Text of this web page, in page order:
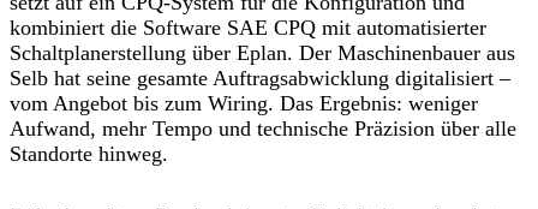
kombiniert die Software SAE CPQ mit automatisierter
Schaltplanerstellung über Eplan. Der Maschinenbauer aus
Selb hat seine gesamte Auftragsabwicklung digitalisiert –
vom Angebot bis zum Wiring. Das Ergebnis: weniger
Aufwand, mehr Tempo und technische Präzision über alle
Standorte hinweg.